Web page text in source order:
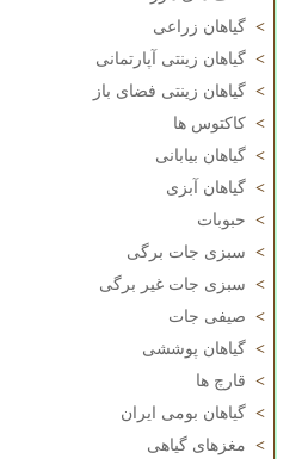
> گیاهان زراعی
> گیاهان زینتی آپارتمانی
> گیاهان زینتی فضای باز
> کاکتوس ها
> گیاهان بیابانی
> گیاهان آبزی
> حبوبات
> سبزی جات برگی
> سبزی جات غیر برگی
> صیفی جات
> گیاهان پوششی
> قارچ ها
> گیاهان بومی ایران
> مغزهای گیاهی